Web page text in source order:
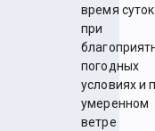
время суток
при
погодных
условиях и
умеренном
ветре